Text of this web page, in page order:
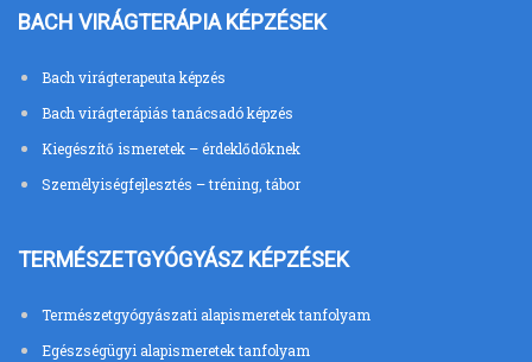
BACH VIRÁGTERÁPIA KÉPZÉSEK
Bach virágterapeuta képzés
Bach virágterápiás tanácsadó képzés
Kiegészítő ismeretek – érdeklődőknek
Személyiségfejlesztés – tréning, tábor
TERMÉSZETGYÓGYÁSZ KÉPZÉSEK
Természetgyógyászati alapismeretek tanfolyam
Egészségügyi alapismeretek tanfolyam